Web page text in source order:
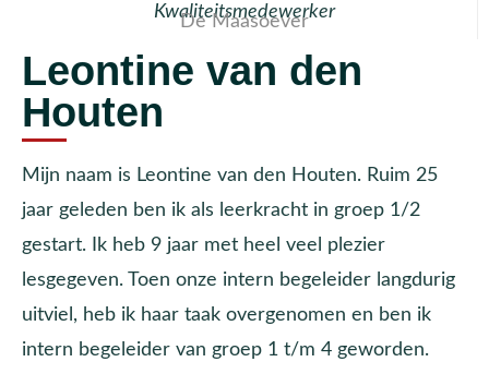
Kwaliteitsmedewerker
De Maasoever
Leontine van den
Houten
Mijn naam is Leontine van den Houten. Ruim 25
jaar geleden ben ik als leerkracht in groep 1/2
gestart. Ik heb 9 jaar met heel veel plezier
lesgegeven. Toen onze intern begeleider langdurig
uitviel, heb ik haar taak overgenomen en ben ik
intern begeleider van groep 1 t/m 4 geworden.